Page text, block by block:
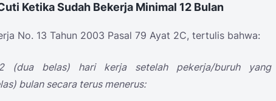
Ketika Sudah Bekerja Minimal 12 Bulan
No. 13 Tahun 2003 Pasal 79 Ayat 2C, tertulis bahwa:
(dua belas) hari kerja setelah pekerja/buruh yang
bulan secara terus menerus: